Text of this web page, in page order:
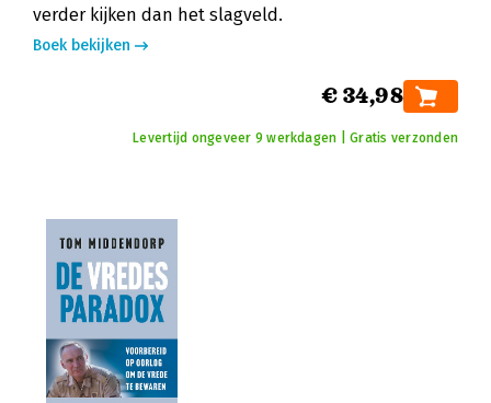
verder kijken dan het slagveld.
Boek bekijken
€ 34,98
Levertijd ongeveer 9 werkdagen | Gratis verzonden